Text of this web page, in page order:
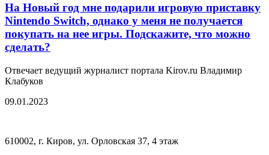
На Новый год мне подарили игровую приставку
Nintendo Switch, однако у меня не получается
покупать на нее игры. Подскажите, что можно
сделать?
Отвечает ведущий журналист портала Kirov.ru Владимир
Клабуков
09.01.2023
610002, г. Киров, ул. Орловская 37, 4 этаж